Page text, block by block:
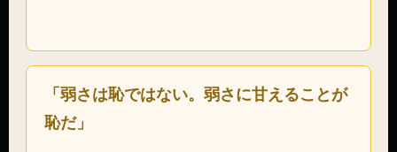
「弱さは恥ではない。弱さに甘えることが
恥だ」